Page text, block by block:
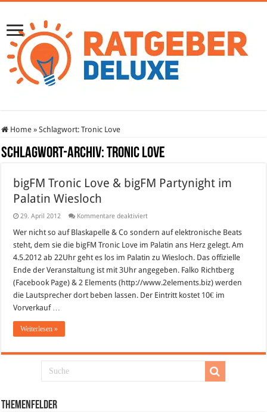
Home » Schlagwort:Tronic Love
Schlagwort-Archiv:Tronic Love
bigFM Tronic Love & bigFM Partynight im
Palatin Wiesloch
29. April 2012 Kommentare deaktiviertfür
Tronic
&
bigFM
Partynight
im
Palatin
Wiesloch
Wer nicht so auf Blaskapelle & Co sondern auf elektronische Beats
steht, dem sie die bigFM Tronic Love im Palatin ans Herz gelegt. Am
4.5.2012 ab 22Uhr geht es los im Palatin zu Wiesloch. Das offizielle
Ende der Veranstaltung ist mit 3Uhr angegeben. Falko Richtberg
(Facebook Page) & 2 Elements (http://www.2elements.biz) werden
die Lautsprecher dort beben lassen. Der Eintritt kostet 10€ im
Vorverkauf …
Weiterlesen »
Themenfelder